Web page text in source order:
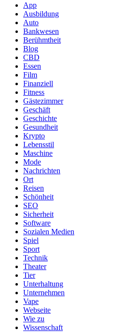
App
Ausbildung
Auto
Bankwesen
Berühmtheit
Blog
CBD
Essen
Film
Finanziell
Fitness
Gästezimmer
Geschäft
Geschichte
Gesundheit
Krypto
Lebensstil
Maschine
Mode
Nachrichten
Ort
Reisen
Schönheit
SEO
Sicherheit
Software
Sozialen Medien
Spiel
Sport
Technik
Theater
Tier
Unterhaltung
Unternehmen
Vape
Webseite
Wie zu
Wissenschaft